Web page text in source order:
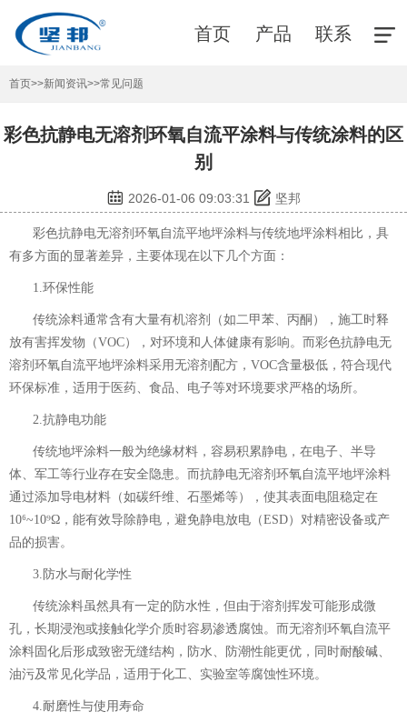
首页 产品 联系
首页>>新闻资讯>>常见问题
彩色抗静电无溶剂环氧自流平涂料与传统涂料的区
别
2026-01-06 09:03:31 坚邦
彩色抗静电无溶剂环氧自流平地坪涂料与传统地坪涂料相比，具
有多方面的显著差异，主要体现在以下几个方面：
1.环保性能
传统涂料通常含有大量有机溶剂（如二甲苯、丙酮），施工时释
放有害挥发物（VOC），对环境和人体健康有影响。而彩色抗静电无
溶剂环氧自流平地坪涂料采用无溶剂配方，VOC含量极低，符合现代
环保标准，适用于医药、食品、电子等对环境要求严格的场所。
2.抗静电功能
传统地坪涂料一般为绝缘材料，容易积累静电，在电子、半导
体、军工等行业存在安全隐患。而抗静电无溶剂环氧自流平地坪涂料
通过添加导电材料（如碳纤维、石墨烯等），使其表面电阻稳定在
10⁶~10⁹Ω，能有效导除静电，避免静电放电（ESD）对精密设备或产
品的损害。
3.防水与耐化学性
传统涂料虽然具有一定的防水性，但由于溶剂挥发可能形成微
孔，长期浸泡或接触化学介质时容易渗透腐蚀。而无溶剂环氧自流平
涂料固化后形成致密无缝结构，防水、防潮性能更优，同时耐酸碱、
油污及常见化学品，适用于化工、实验室等腐蚀性环境。
4.耐磨性与使用寿命